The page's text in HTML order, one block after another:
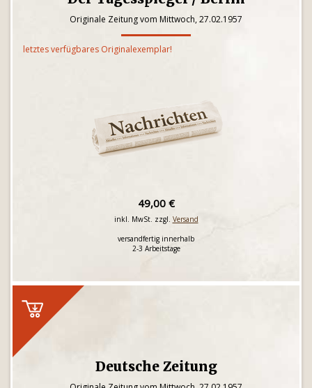
Originale Zeitung vom Mittwoch, 27.02.1957
letztes verfügbares Originalexemplar!
49,00 €
inkl. MwSt. zzgl. Versand
versandfertig innerhalb
2-3 Arbeitstage
Deutsche Zeitung